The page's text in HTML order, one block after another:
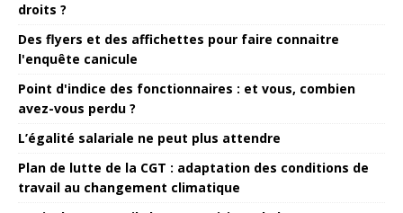
droits ?
Des flyers et des affichettes pour faire connaitre
l'enquête canicule
Point d'indice des fonctionnaires : et vous, combien
avez-vous perdu ?
L’égalité salariale ne peut plus attendre
Plan de lutte de la CGT : adaptation des conditions de
travail au changement climatique